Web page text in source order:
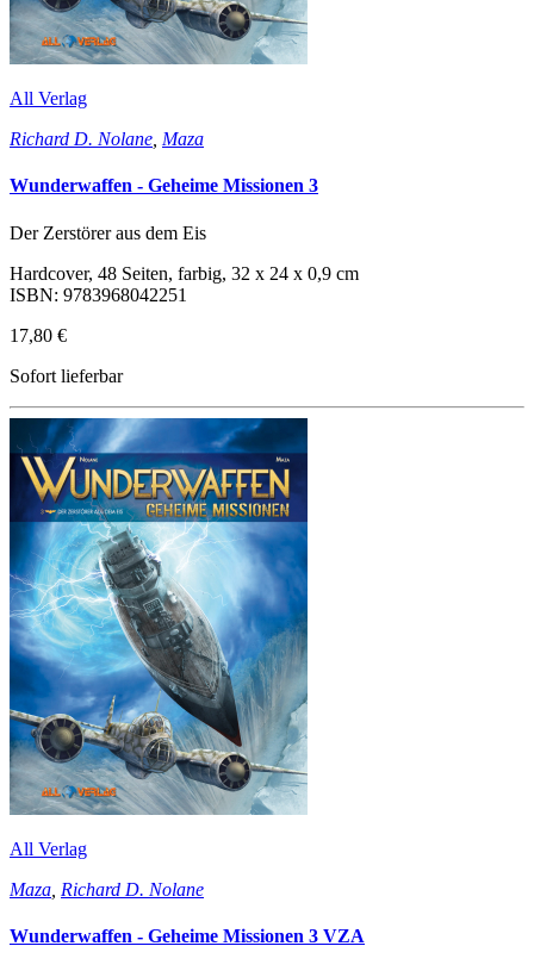
All Verlag
Richard D. Nolane Maza
Wunderwaffen - Geheime Missionen 3
Der Zerstörer aus dem Eis
Hardcover, 48 Seiten, farbig, 32 x 24 x 0,9 cm
ISBN: 9783968042251
17,80 €
Sofort lieferbar
All Verlag
Maza Richard D. Nolane
Wunderwaffen - Geheime Missionen 3 VZA